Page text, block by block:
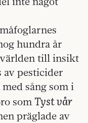
hundra år
världen till insikt
av pesticider
sång som i
somTyst vår
präglade av